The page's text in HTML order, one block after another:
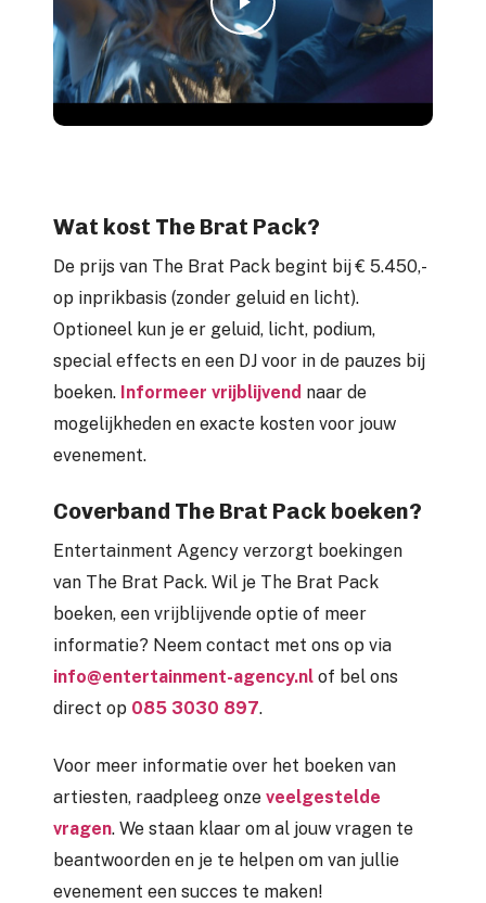
Wat kost The Brat Pack?
De prijs van The Brat Pack begint bij € 5.450,-
op inprikbasis (zonder geluid en licht).
Optioneel kun je er geluid, licht, podium,
special effects en een DJ voor in de pauzes bij
boeken. Informeer vrijblijvend naar de
mogelijkheden en exacte kosten voor jouw
evenement.
Coverband The Brat Pack boeken?
Entertainment Agency verzorgt boekingen
van The Brat Pack. Wil je The Brat Pack
boeken, een vrijblijvende optie of meer
informatie? Neem contact met ons op via
info@entertainment-agency.nl of bel ons
direct op 085 3030 897.
Voor meer informatie over het boeken van
artiesten, raadpleeg onze veelgestelde
vragen. We staan klaar om al jouw vragen te
beantwoorden en je te helpen om van jullie
evenement een succes te maken!